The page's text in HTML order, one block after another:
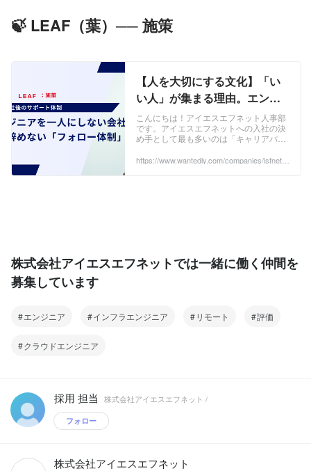
🍃 LEAF（葉）── 施策
【人を大切にする文化】「い
い人」が集まる理由。エンジ
ニアを孤独にさせないフォロ
ーのカタチ | 株式会社アイエス
エフネット
こんにちは！アイエスエフネット人事部
です。アイエスエフネットへの入社の決
め手として最も多いのは「キャリアパ
応や人柄」です。人に寄り添う姿勢や、
https://www.wantedly.com/companies/isfnet4/
post_articles/1055648
株式会社アイエスエフネットでは一緒に働く仲間を
募集しています
エンジニア インフラエンジニア リモート 評価
クラウドエンジニア
採用 担当 株式会社アイエスエフネット /
フォロー
株式会社アイエスエフネット